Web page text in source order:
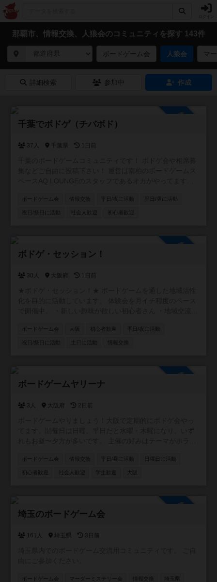
那覇市、情報交換、人狼会のコミュニティを探す 143件
ボードゲーム会 人狼会 マ
詳細検索 参加中 作成
千葉でボドゲ（チバボド）
37人 千葉県 1日前
ボードゲーム会 情報交換 平日/夜に活動 平日/昼に活動
祝日/祭日に活動 社会人歓迎 初心者歓迎
ボドゲ・セッション！
30人 大阪府 1日前
テランさん ・テストプレイヤーが欲しいクリエーターさん
お気軽にご参加ください！
ボードゲーム会 大阪 初心者歓迎 平日/夜に活動
祝日/祭日に活動 情報交換
ボードゲームヤリーナ
3人 大阪府 2日前
軽量〜中量級でメジャー作品よりは同人ゲームやマイナー
なのが好き。 ちなみにボードゲームアリーナとは関係あり
ボードゲーム会 情報交換 平日/昼に活動
初心者歓迎 社会人歓迎 学生歓迎 大阪
埼玉のボードゲーム会
161人 埼玉県 3日前
ボードゲーム会 マーダーミステリー会 情報交換